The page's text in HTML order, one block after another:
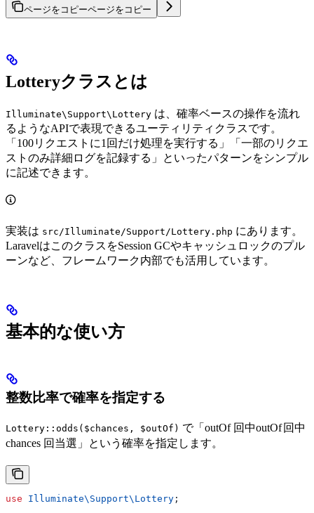
ページをコピーページをコピー
Lotteryクラスとは
Illuminate\Support\Lottery は、確率ベースの操作を流れ
るようなAPIで表現できるユーティリティクラスです。
「100リクエストに1回だけ処理を実行する」「一部のリクエ
ストのみ詳細ログを記録する」といったパターンをシンプル
に記述できます。
実装は src/Illuminate/Support/Lottery.php にあります。
LaravelはこのクラスをSession GCやキャッシュロックのプル
ーンなど、フレームワーク内部でも活用しています。
基本的な使い方
整数比率で確率を指定する
Lottery::odds($chances, $outOf) で「 outOf 回中outOf 回中
chances 回当選」という確率を指定します。
use Illuminate\Support\ Lottery ;